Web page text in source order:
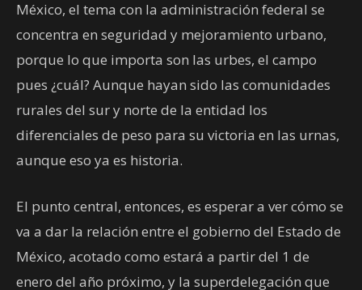
México, el tema con la administración federal se
concentra en seguridad y mejoramiento urbano,
porque lo que importa son las urbes, el campo
pues ¿cuál? Aunque hayan sido las comunidades
rurales del sur y norte de la entidad los
diferenciales de peso para su victoria en las urnas,
aunque eso ya es historia.
El punto central, entonces, es esperar a ver cómo se
va a dar la relación entre el gobierno del Estado de
México, acotado como estará a partir del 1 de
enero del año próximo, y la superdelegación que